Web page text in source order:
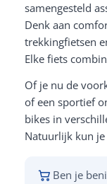
samengesteld
Denk aan
trekkingfietsen
Elke fiets
Of je nu de
of een sportief
bikes in
Natuurlijk kun
Ben je